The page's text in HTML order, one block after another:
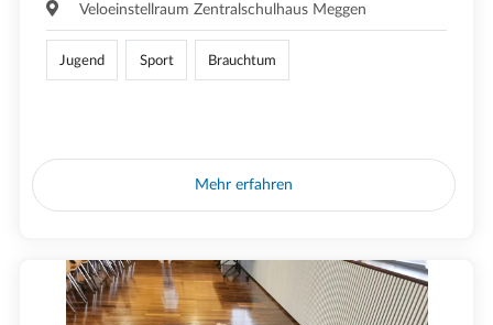
Veloeinstellraum Zentralschulhaus Meggen
Jugend Sport Brauchtum
Mehr erfahren